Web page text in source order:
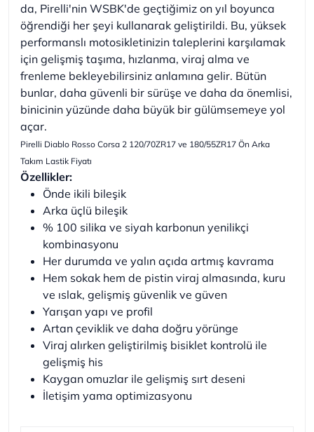
da, Pirelli'nin WSBK'de geçtiğimiz on yıl boyunca
öğrendiği her şeyi kullanarak geliştirildi. Bu, yüksek
performanslı motosikletinizin taleplerini karşılamak
için gelişmiş taşıma, hızlanma, viraj alma ve
frenleme bekleyebilirsiniz anlamına gelir. Bütün
bunlar, daha güvenli bir sürüşe ve daha da önemlisi,
binicinin yüzünde daha büyük bir gülümsemeye yol
açar.
Pirelli Diablo Rosso Corsa 2 120/70ZR17 ve 180/55ZR17 Ön Arka
Takım Lastik Fiyatı
Özellikler:
Önde ikili bileşik
Arka üçlü bileşik
% 100 silika ve siyah karbonun yenilikçi
kombinasyonu
Her durumda ve yalın açıda artmış kavrama
Hem sokak hem de pistin viraj almasında, kuru
ve ıslak, gelişmiş güvenlik ve güven
Yarışan yapı ve profil
Artan çeviklik ve daha doğru yörünge
Viraj alırken geliştirilmiş bisiklet kontrolü ile
gelişmiş his
Kaygan omuzlar ile gelişmiş sırt deseni
İletişim yama optimizasyonu